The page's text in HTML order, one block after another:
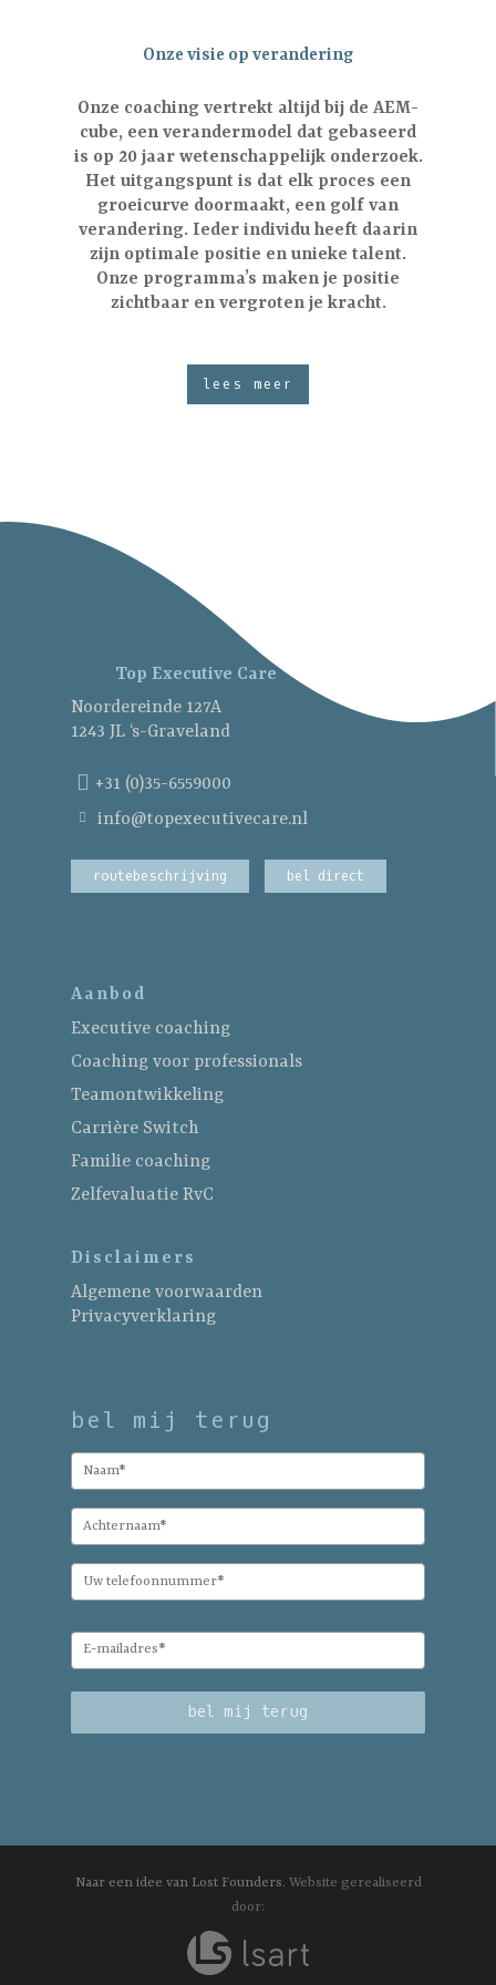
Onze visie op verandering
Onze coaching vertrekt altijd bij de AEM-
cube, een verandermodel dat gebaseerd
is op 20 jaar wetenschappelijk onderzoek.
Het uitgangspunt is dat elk proces een
groeicurve doormaakt, een golf van
verandering. Ieder individu heeft daarin
zijn optimale positie en unieke talent.
Onze programma’s maken je positie
zichtbaar en vergroten je kracht.
lees meer
Top Executive Care
Noordereinde 127A
1243 JL ‘s-Graveland
+31 (0)35-6559000
info@topexecutivecare.nl
routebeschrijving bel direct
Aanbod
Executive coaching
Coaching voor professionals
Teamontwikkeling
Carrière Switch
Familie coaching
Zelfevaluatie RvC
Disclaimers
Algemene voorwaarden
Privacyverklaring
bel mij terug
Naar een idee van Lost Founders. Website gerealiseerd
door: